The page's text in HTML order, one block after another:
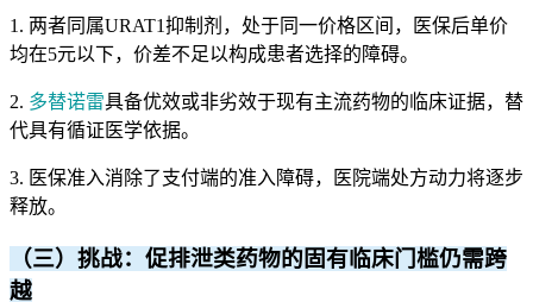
1. 两者同属URAT1抑制剂，处于同一价格区间，医保后单价
均在5元以下，价差不足以构成患者选择的障碍。
2. 多替诺雷具备优效或非劣效于现有主流药物的临床证据，替
代具有循证医学依据。
3. 医保准入消除了支付端的准入障碍，医院端处方动力将逐步
释放。
（三）挑战：促排泄类药物的固有临床门槛仍需跨
越